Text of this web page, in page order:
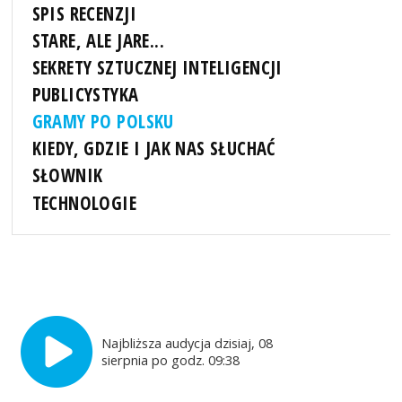
SPIS RECENZJI
STARE, ALE JARE...
SEKRETY SZTUCZNEJ INTELIGENCJI
PUBLICYSTYKA
GRAMY PO POLSKU
KIEDY, GDZIE I JAK NAS SŁUCHAĆ
SŁOWNIK
TECHNOLOGIE
Najbliższa audycja dzisiaj, 08
sierpnia po godz. 09:38